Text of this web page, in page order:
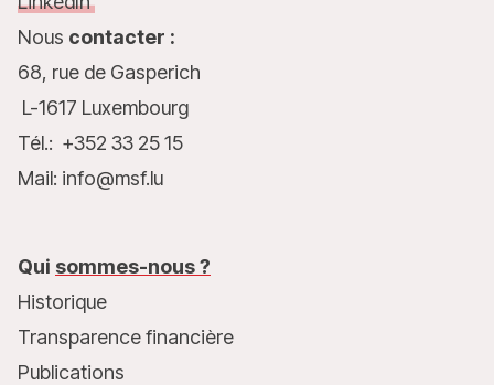
Nous contacter :
68, rue de Gasperich
L-1617 Luxembourg
Tél.: +352 33 25 15
Mail: info@msf.lu
Qui sommes-nous ?
Historique
Transparence financière
Publications